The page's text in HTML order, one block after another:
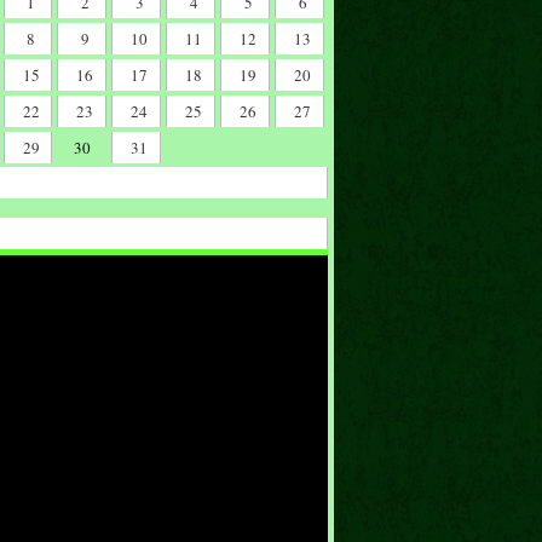
8 9 10 11 12
13
15 16 17 18 19
20
22 23 24 25 26
27
29 30
31